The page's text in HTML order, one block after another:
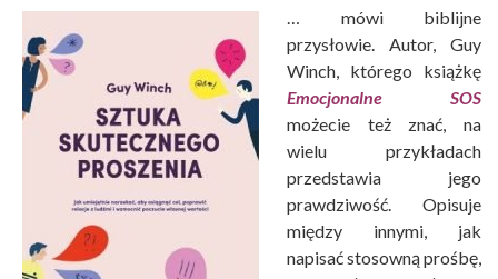
… mówi biblijne
przysłowie. Autor, Guy
Winch, którego książkę
Emocjonalne SOS
możecie też znać, na
wielu przykładach
przedstawia jego
prawdziwość. Opisuje
między innymi, jak
napisać stosowną prośbę,